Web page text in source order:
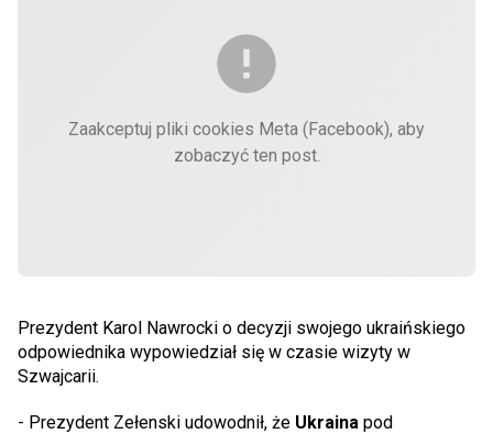
Zaakceptuj pliki cookies Meta (Facebook), aby
zobaczyć ten post.
Prezydent Karol Nawrocki o decyzji swojego ukraińskiego
odpowiednika wypowiedział się w czasie wizyty w
Szwajcarii.
- Prezydent Zełenski udowodnił, że Ukraina pod